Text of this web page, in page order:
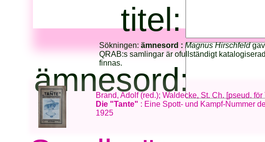
titel:
ämnesord:
Sökningen: ämnesord : Magnus Hirschfeldgav
QRAB:s samlingar är ofullständigt
finnas.
Brand, Adolf (red.); Waldecke, St. Ch. [pseud.
Die "Tante" : Eine Spott- und Kampf-Nummer
1925